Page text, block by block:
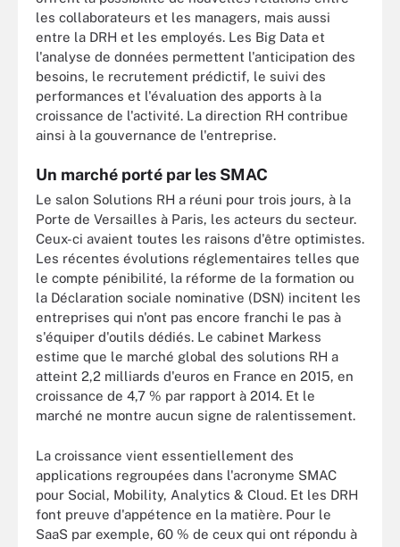
les collaborateurs et les managers, mais aussi
entre la DRH et les employés. Les Big Data et
l'analyse de données permettent l'anticipation des
besoins, le recrutement prédictif, le suivi des
performances et l'évaluation des apports à la
croissance de l'activité. La direction RH contribue
ainsi à la gouvernance de l'entreprise.
Un marché porté par les SMAC
Le salon Solutions RH a réuni pour trois jours, à la
Porte de Versailles à Paris, les acteurs du secteur.
Ceux-ci avaient toutes les raisons d'être optimistes.
Les récentes évolutions réglementaires telles que
le compte pénibilité, la réforme de la formation ou
la Déclaration sociale nominative (DSN) incitent les
entreprises qui n'ont pas encore franchi le pas à
s'équiper d'outils dédiés. Le cabinet Markess
estime que le marché global des solutions RH a
atteint 2,2 milliards d'euros en France en 2015, en
croissance de 4,7 % par rapport à 2014. Et le
marché ne montre aucun signe de ralentissement.
La croissance vient essentiellement des
applications regroupées dans l'acronyme SMAC
pour Social, Mobility, Analytics & Cloud. Et les DRH
font preuve d'appétence en la matière. Pour le
SaaS par exemple, 60 % de ceux qui ont répondu à